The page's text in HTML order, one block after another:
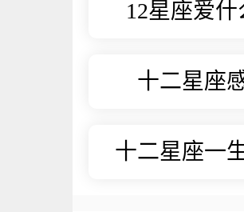
12星座爱
十二星座
十二星座一